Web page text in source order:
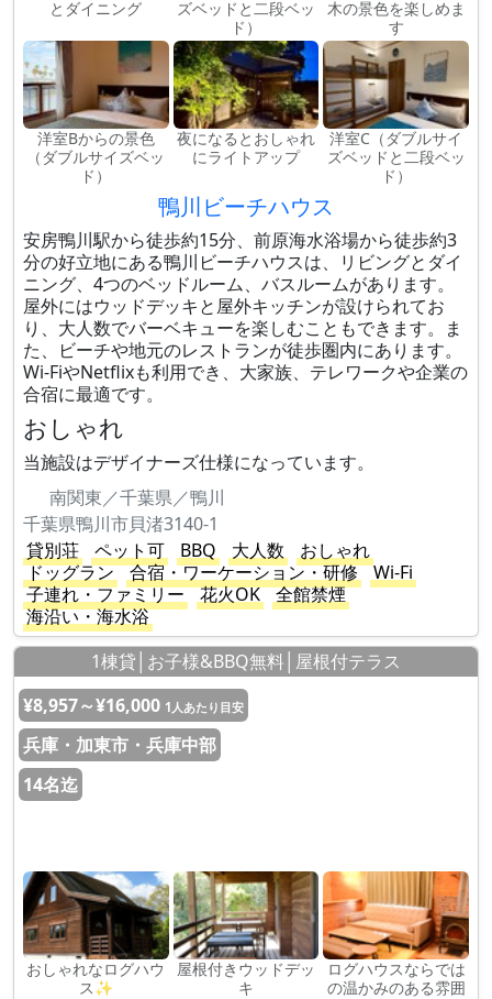
とダイニング
ズベッドと二段ベッ
ド）
木の景色を楽しめま
す
洋室Bからの景色
（ダブルサイズベッ
ド）
夜になるとおしゃれ
にライトアップ
洋室C（ダブルサイ
ズベッドと二段ベッ
ド）
鴨川ビーチハウス
安房鴨川駅から徒歩約15分、前原海水浴場から徒歩約3
分の好立地にある鴨川ビーチハウスは、リビングとダイ
ニング、4つのベッドルーム、バスルームがあります。
屋外にはウッドデッキと屋外キッチンが設けられてお
り、大人数でバーベキューを楽しむこともできます。ま
た、ビーチや地元のレストランが徒歩圏内にあります。
Wi-FiやNetflixも利用でき、大家族、テレワークや企業の
合宿に最適です。
おしゃれ
当施設はデザイナーズ仕様になっています。
南関東／千葉県／鴨川
千葉県鴨川市貝渚3140-1
貸別荘
ペット可 BBQ 大人数
おしゃれ
ドッグラン
合宿・ワーケーション・研修
Wi-Fi
子連れ・ファミリー
花火OK
全館禁煙
海沿い・海水浴
1棟貸│お子様&BBQ無料│屋根付テラス
¥8,957～¥16,000 1人あたり目安
兵庫・加東市・兵庫中部
14名迄
おしゃれなログハウ
ス✨
屋根付きウッドデッ
キ
ログハウスならでは
の温かみのある雰囲